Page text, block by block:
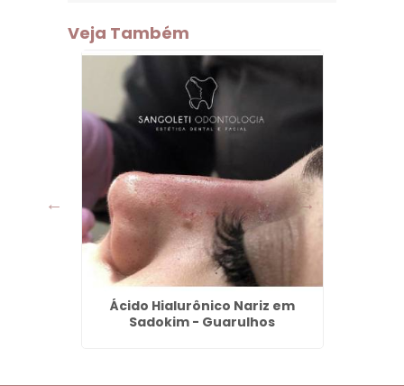
Veja Também
Ácido Hialurônico Nariz em
Sadokim - Guarulhos